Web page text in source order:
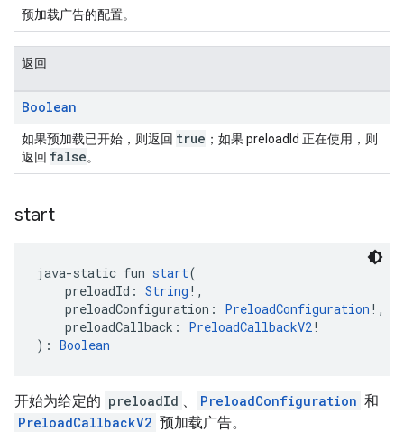
预加载广告的配置。
返回
Boolean
如果预加载已开始，则返回 true ；如果 preloadId 正在使用，则
返回 false。
start
java-static fun start(
preloadId: String !,
preloadConfiguration: PreloadConfiguration !,
preloadCallback: PreloadCallbackV2!
): Boolean
开始为给定的 preloadId 、 PreloadConfiguration 和
PreloadCallbackV2 预加载广告。